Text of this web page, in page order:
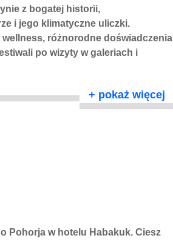
z bogatej historii,
i jego klimatyczne uliczki.
różnorodne doświadczenia
po wizyty w galeriach i
+ pokaż więcej
Pohorja w hotelu Habakuk. Ciesz